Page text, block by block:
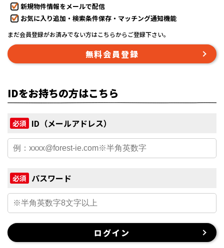
新規物件情報をメールで配信
お気に入り追加・検索条件保存・マッチング通知機能
まだ会員登録がお済みでない方はこちらからご登録下さい。
無料会員登録
IDをお持ちの方はこちら
必須 ID（メールアドレス）
必須 パスワード
ログイン